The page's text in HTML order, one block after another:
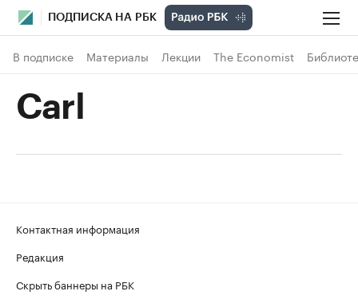
ПОДПИСКА НА РБК
В подписке Материалы Лекции The Economist
Carl
Контактная информация
Редакция
Скрыть баннеры на РБК